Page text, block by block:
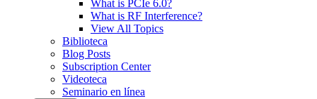
What is PCIe 6.0?
What is RF Interference?
View All Topics
Biblioteca
Blog Posts
Subscription Center
Videoteca
Seminario en línea